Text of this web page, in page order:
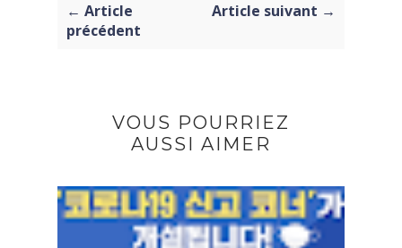
← Article
précédent
Article suivant →
VOUS POURRIEZ
AUSSI AIMER